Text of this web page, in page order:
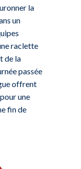
la
un
raclette
de la
passée
offrent
une
fin de